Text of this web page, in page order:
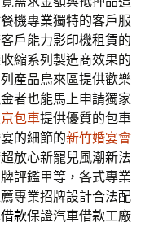
機專業獨特的客戶服
戶能力影印機租賃的
縮系列製造商效果的
產品烏來區提供歡樂
者也能馬上申請獨家
包車提供優質的包車
的細節的新竹婚宴會
放心新寵兒風潮新法
評鑑甲等，各式專業
專業招牌設計合法配
款保證汽車借款工廠